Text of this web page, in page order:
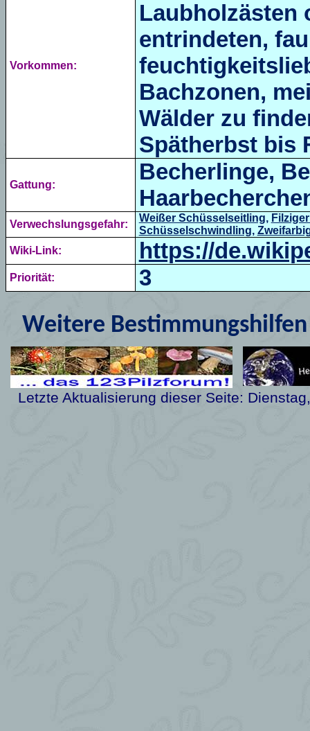
Vorkommen:
Laubholzästen
entrindeten,
Bachzonen,
Wälder zu
Spätherbst bis
Gattung:
Becherlinge,
Verwechslungsgefahr:
Weißer Schüsselseitling,
Schüsselschwindling,
Wiki-Link:
https://
Priorität: 3
Weitere
Letzte Aktualisierung dieser Seite: